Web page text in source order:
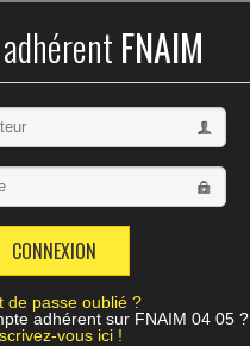
adhérent FNAIM
de passe oublié ?
adhérent sur FNAIM 04 05 ?
vous ici !